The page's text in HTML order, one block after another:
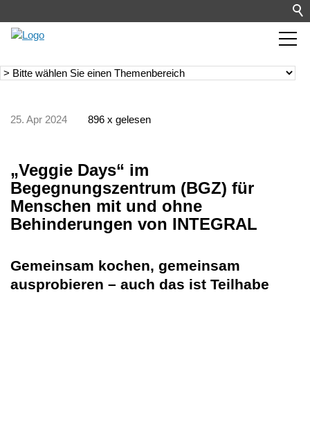
25. Apr 2024 896 x gelesen
„Veggie Days“ im
Begegnungszentrum (BGZ) für
Menschen mit und ohne
Behinderungen von INTEGRAL
Gemeinsam kochen, gemeinsam
ausprobieren – auch das ist Teilhabe